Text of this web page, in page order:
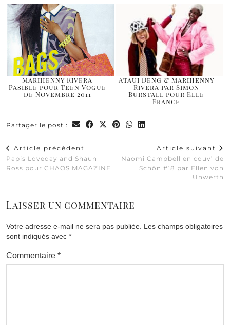
Marihenny Rivera
Pasible pour Teen Vogue
de Novembre 2011
Ataui Deng & Marihenny
Rivera par Simon
Burstall pour Elle
France
Partager le post :
Article précédent
Papis Loveday and Shaun
Ross pour CHAOS MAGAZINE
Article suivant
Naomi Campbell en couv’ de
Schön #18 par Ellen von
Unwerth
Laisser un commentaire
Votre adresse e-mail ne sera pas publiée. Les champs obligatoires
sont indiqués avec *
Commentaire *